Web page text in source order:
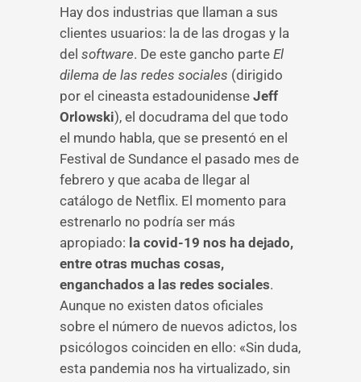
Hay dos industrias que llaman a sus
clientes usuarios: la de las drogas y la
del software. De este gancho parte El
dilema de las redes sociales (dirigido
por el cineasta estadounidense Jeff
Orlowski), el docudrama del que todo
el mundo habla, que se presentó en el
Festival de Sundance el pasado mes de
febrero y que acaba de llegar al
catálogo de Netflix. El momento para
estrenarlo no podría ser más
apropiado: la covid-19 nos ha dejado,
entre otras muchas cosas,
enganchados a las redes sociales.
Aunque no existen datos oficiales
sobre el número de nuevos adictos, los
psicólogos coinciden en ello: «Sin duda,
esta pandemia nos ha virtualizado, sin